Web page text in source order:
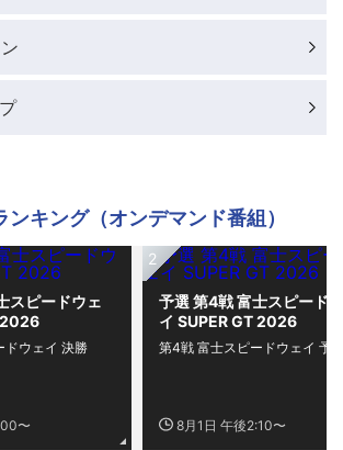
ンキング（オンデマンド番組）
スピードウェ
2026
〜
ウェイ 決勝
予選 第4戦 富士スピード
イ SUPER GT 2026
8月1日 午後2:10〜
第4戦 富士スピードウェイ 予